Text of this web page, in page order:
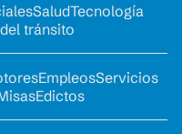
SaludTecnología
tránsito
EmpleosServicios
Edictos